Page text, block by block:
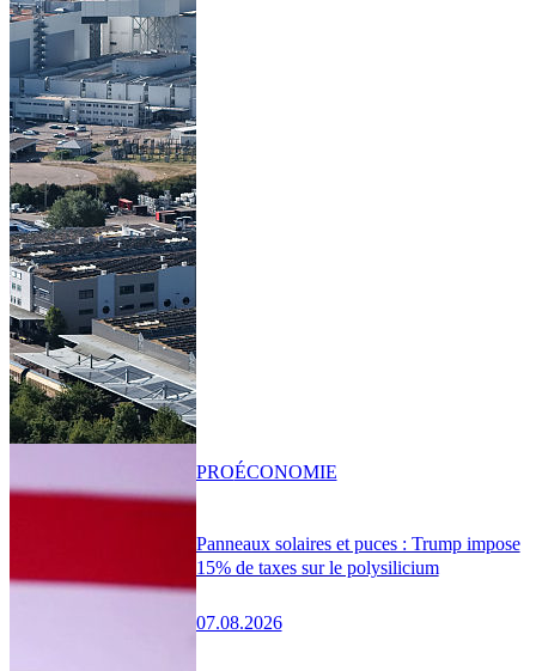
Panneaux solaires et puces : Trump impose
15% de taxes sur le polysilicium
07.08.2026
PROÉCONOMIE